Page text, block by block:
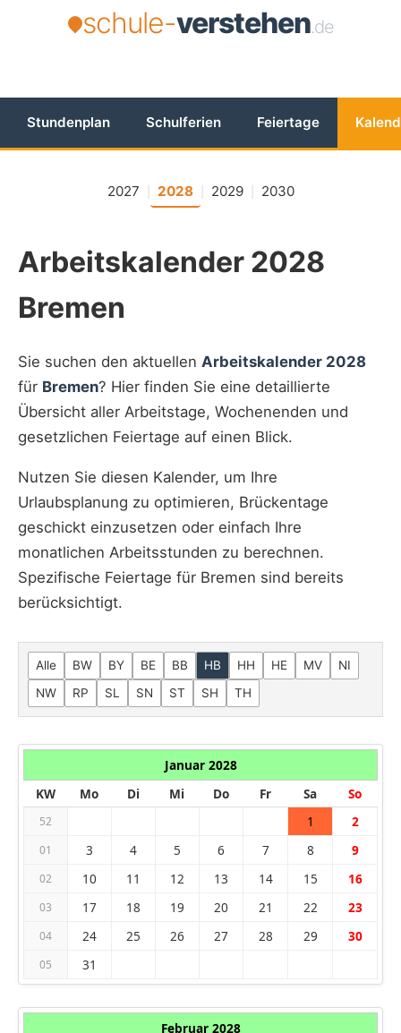
schule-verstehen.de
Stundenplan Schulferien Feiertage
2027 2028 2029 2030
Arbeitskalender 2028
Bremen
Sie suchen den aktuellen Arbeitskalender 2028
für Bremen? Hier finden Sie eine detaillierte
Übersicht aller Arbeitstage, Wochenenden und
gesetzlichen Feiertage auf einen Blick.
Nutzen Sie diesen Kalender, um Ihre
Urlaubsplanung zu optimieren, Brückentage
geschickt einzusetzen oder einfach Ihre
monatlichen Arbeitsstunden zu berechnen.
Spezifische Feiertage für Bremen sind bereits
berücksichtigt.
Alle BW BY BE BB HB HH HE MV
NI
NW
RP SL SN ST SH TH
Januar 2028
KW
Mo Di Mi Do Fr Sa So
52 1 2
01 3 4 5 6 7 8 9
02 10 11 12 13 14 15 16
03 17 18 19 20 21 22 23
04 24 25 26 27 28 29 30
05 31
Februar 2028